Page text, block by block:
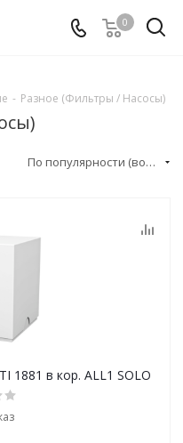
0
- Разное (Фильтры / Насосы)
По популярности (возрастание)
1881 в кор. ALL1 SOLO